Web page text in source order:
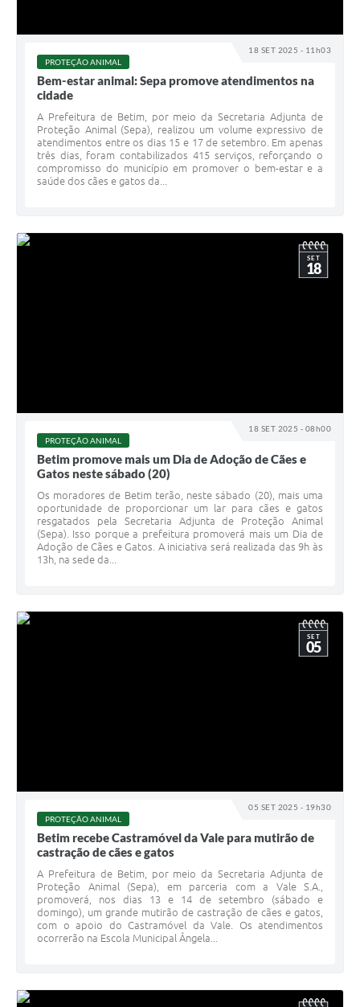
18 SET 2025 - 11h03
PROTEÇÃO ANIMAL
Bem-estar animal: Sepa promove atendimentos na
cidade
A Prefeitura de Betim, por meio da Secretaria Adjunta de
Proteção Animal (Sepa), realizou um volume expressivo de
atendimentos entre os dias 15 e 17 de setembro. Em apenas
três dias, foram contabilizados 415 serviços, reforçando o
compromisso do município em promover o bem-estar e a
saúde dos cães e gatos da...
18 SET 2025 - 08h00
SET
18
PROTEÇÃO ANIMAL
Betim promove mais um Dia de Adoção de Cães e
Gatos neste sábado (20)
Os moradores de Betim terão, neste sábado (20), mais uma
oportunidade de proporcionar um lar para cães e gatos
resgatados pela Secretaria Adjunta de Proteção Animal
(Sepa). Isso porque a prefeitura promoverá mais um Dia de
Adoção de Cães e Gatos. A iniciativa será realizada das 9h às
13h, na sede da...
05 SET 2025 - 19h30
SET
05
PROTEÇÃO ANIMAL
Betim recebe Castramóvel da Vale para mutirão de
castração de cães e gatos
A Prefeitura de Betim, por meio da Secretaria Adjunta de
Proteção Animal (Sepa), em parceria com a Vale S.A.,
promoverá, nos dias 13 e 14 de setembro (sábado e
domingo), um grande mutirão de castração de cães e gatos,
com o apoio do Castramóvel da Vale. Os atendimentos
ocorrerão na Escola Municipal Ângela...